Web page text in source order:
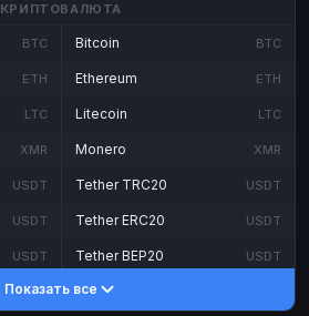
КРИПТОВАЛЮТА
BTC
ETH
LTC
XMR
USDT
USDT
USDT
DASH
Bitcoin BTC
Ethereum ETH
Litecoin LTC
Monero XMR
Tether TRC20 USDT
Tether ERC20 USDT
Tether BEP20 USDT
DASH
Показать все